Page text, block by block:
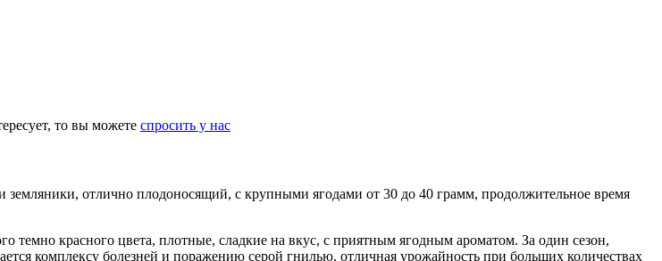
то вы можете спросить у нас
отлично плодоносящий, с крупными ягодами от 30 до 40 грамм, продолжительное время
красного цвета, плотные, сладкие на вкус, с приятным ягодным ароматом. За один сезон,
комплексу болезней и поражению серой гнилью, отличная урожайность при больших количествах